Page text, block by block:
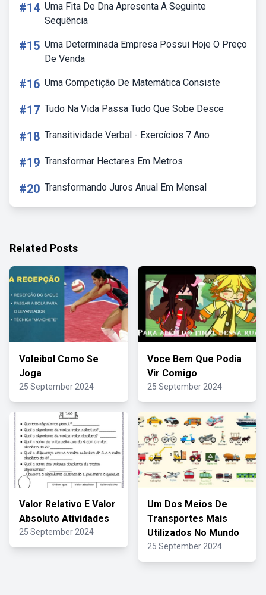
#14 Uma Fita De Dna Apresenta A Seguinte
Sequência
#15 Uma Determinada Empresa Possui Hoje O Preço
De Venda
#16 Uma Competição De Matemática Consiste
#17 Tudo Na Vida Passa Tudo Que Sobe Desce
#18 Transitividade Verbal - Exercícios 7 Ano
#19 Transformar Hectares Em Metros
#20 Transformando Juros Anual Em Mensal
Related Posts
Voleibol Como Se
Joga
25 September 2024
Voce Bem Que Podia
Vir Comigo
25 September 2024
Valor Relativo E Valor
Absoluto Atividades
25 September 2024
Um Dos Meios De
Transportes Mais
Utilizados No Mundo
25 September 2024